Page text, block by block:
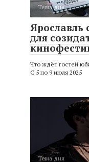
Тема дня
Ярославль
для
Что ждёт гостей
С 5 по 9 июля 2025
Тема дня